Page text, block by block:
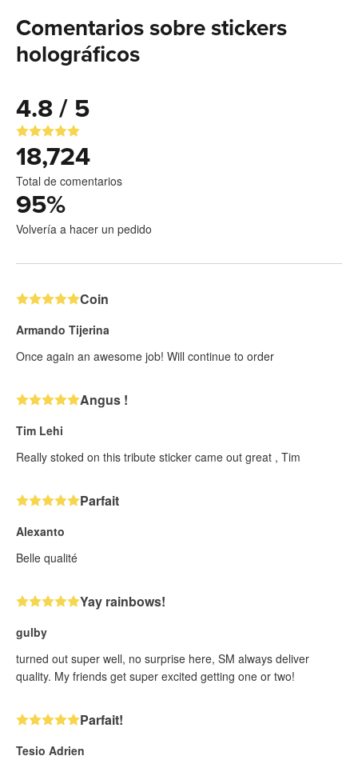
Comentarios sobre stickers
holográficos
4.8 / 5
18,724
Total de comentarios
95%
Volvería a hacer un pedido
Coin
Armando Tijerina
Once again an awesome job! Will continue to order
Angus !
Tim Lehi
Really stoked on this tribute sticker came out great , Tim
Parfait
Alexanto
Belle qualité
Yay rainbows!
gulby
turned out super well, no surprise here, SM always deliver
quality. My friends get super excited getting one or two!
Parfait!
Tesio Adrien